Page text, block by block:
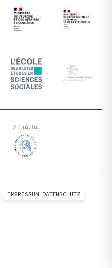
An-Institut
IMPRESSUM DATENSCHUTZ